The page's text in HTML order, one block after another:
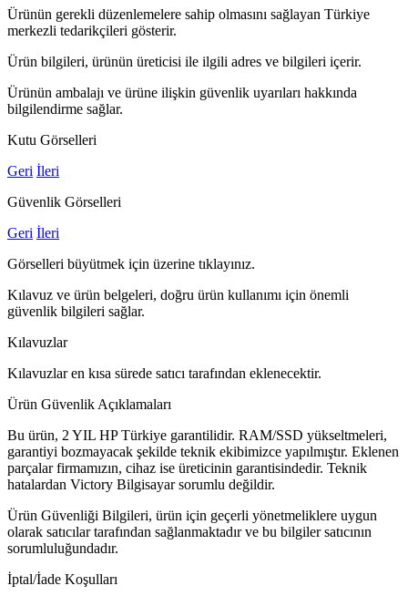
Ürünün gerekli düzenlemelere sahip olmasını sağlayan Türkiye
merkezli tedarikçileri gösterir.
Ürün bilgileri, ürünün üreticisi ile ilgili adres ve bilgileri içerir.
Ürünün ambalajı ve ürüne ilişkin güvenlik uyarıları hakkında
bilgilendirme sağlar.
Kutu Görselleri
Geri İleri
Güvenlik Görselleri
Geri İleri
Görselleri büyütmek için üzerine tıklayınız.
Kılavuz ve ürün belgeleri, doğru ürün kullanımı için önemli
güvenlik bilgileri sağlar.
Kılavuzlar
Kılavuzlar en kısa sürede satıcı tarafından eklenecektir.
Ürün Güvenlik Açıklamaları
Bu ürün, 2 YIL HP Türkiye garantilidir. RAM/SSD yükseltmeleri,
garantiyi bozmayacak şekilde teknik ekibimizce yapılmıştır. Eklenen
parçalar firmamızın, cihaz ise üreticinin garantisindedir. Teknik
hatalardan Victory Bilgisayar sorumlu değildir.
Ürün Güvenliği Bilgileri, ürün için geçerli yönetmeliklere uygun
olarak satıcılar tarafından sağlanmaktadır ve bu bilgiler satıcının
sorumluluğundadır.
İptal/İade Koşulları